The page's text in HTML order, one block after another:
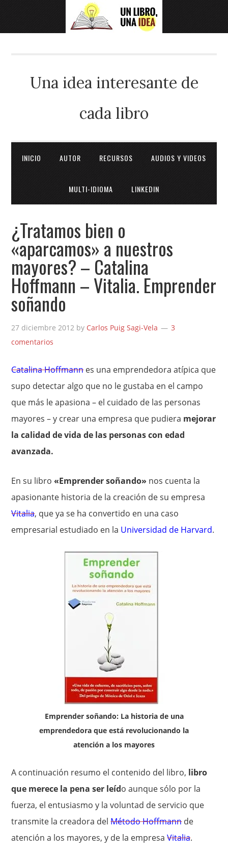
Una idea interesante de
cada libro
INICIO AUTOR RECURSOS AUDIOS Y VIDEOS
MULTI-IDIOMA LINKEDIN
¿Tratamos bien o
«aparcamos» a nuestros
mayores? – Catalina
Hoffmann – Vitalia. Emprender
soñando
27 diciembre 2012 by Carlos Puig Sagi-Vela
3
comentarios
Catalina Hoffmannes una emprendedora atípica que
supo detectar algo que no le gustaba en el campo
que más le apasiona – el cuidado de las personas
mayores – y crear una empresa que pudiera mejorar
la calidad de vida de las personas con edad
avanzada.
En su libro«Emprender soñando» nos cuenta la
apasionante historia de la creación de su empresa
Vitalia, que ya se ha convertido en una caso
empresarial estudiado en la Universidad de Harvard.
Emprender soñando: La historia de una
emprendedora que está revolucionando la
atención a los mayores
A continuación resumo el contenido del libro, libro
que merece la pena ser leído aunque sólo por la
fuerza, el entusiasmo y la voluntad de servicio que
transmite la creadora delMétodo Hoffmannde
atención a los mayores, y de la empresaVitalia.